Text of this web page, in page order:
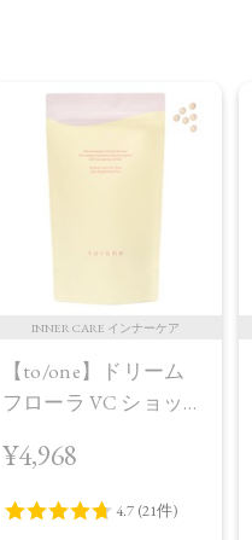
INNER CARE インナーケア
【to/one】ドリーム
フローラ VC ショット
プラス＜限定品＞
¥4,968